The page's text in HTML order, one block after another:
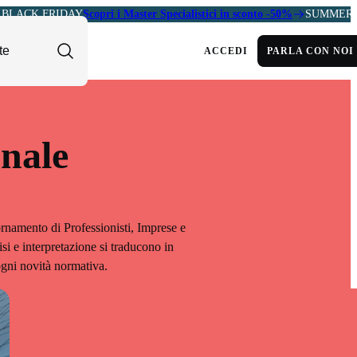
FRIDAYScopri i Master Specialistici in sconto -50% SUMMER
ACCEDI PARLA CON NOI
di Professionisti, Imprese e
e interpretazione si traducono in
novità normativa.